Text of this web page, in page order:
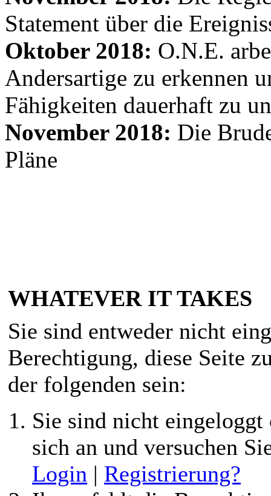
Statement über die
Oktober 2018: O.N.E.
Andersartige zu erkennen
Fähigkeiten dauerhaft zu
November 2018: Die
Pläne
WHATEVER IT TAKES
Sie sind entweder nicht
Berechtigung, diese Seite
der folgenden sein:
Sie sind nicht
sich an und versuchen
Login | Registrierung?